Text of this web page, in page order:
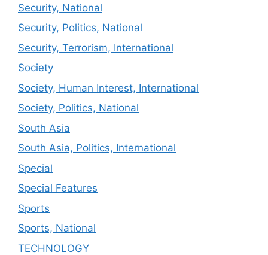
Security, National
Security, Politics, National
Security, Terrorism, International
Society
Society, Human Interest, International
Society, Politics, National
South Asia
South Asia, Politics, International
Special
Special Features
Sports
Sports, National
TECHNOLOGY